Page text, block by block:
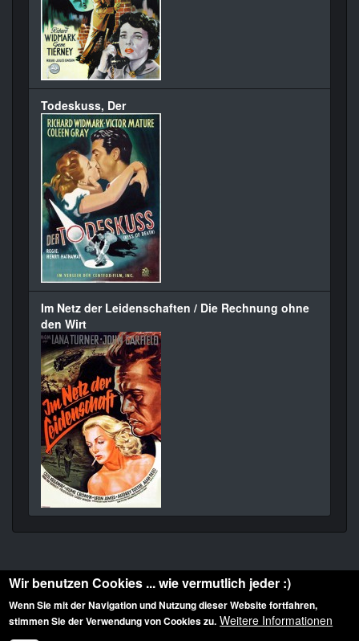
Todeskuss, Der
Im Netz der Leidenschaften / Die Rechnung ohne
den Wirt
Diese Website ist urheberrechtlich geschützt: © 2010-2026 der Film Noir de. Alle
Wir benutzen Cookies ... wie vermutlich jeder :)
Wenn Sie mit der Navigation und Nutzung dieser Website fortfahren,
stimmen Sie der Verwendung von Cookies zu. Weitere Informationen